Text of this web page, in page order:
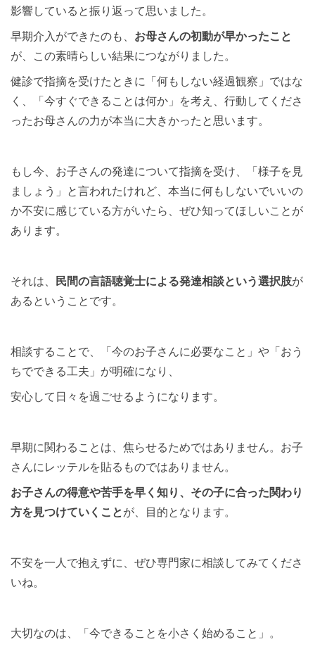
影響していると振り返って思いました。
早期介入ができたのも、 お母さんの初動が早かったこと
が、この素晴らしい結果につながりました。
健診で指摘を受けたときに「何もしない経過観察」ではな
く、「今すぐできることは何か」を考え、行動してくださ
ったお母さんの力が本当に大きかったと思います。
もし今、お子さんの発達について指摘を受け、「様子を見
ましょう」と言われたけれど、本当に何もしないでいいの
か不安に感じている方がいたら、ぜひ知ってほしいことが
あります。
それは、 民間の言語聴覚士による発達相談という選択肢が
あるということです。
相談することで、「今のお子さんに必要なこと」や「おう
ちでできる工夫」が明確になり、
安心して日々を過ごせるようになります。
早期に関わることは、焦らせるためではありません。お子
さんにレッテルを貼るものではありません。
お子さんの得意や苦手を早く知り、その子に合った関わり
方を見つけていくことが、目的となります。
不安を一人で抱えずに、ぜひ専門家に相談してみてくださ
いね。
大切なのは、「今できることを小さく始めること」。